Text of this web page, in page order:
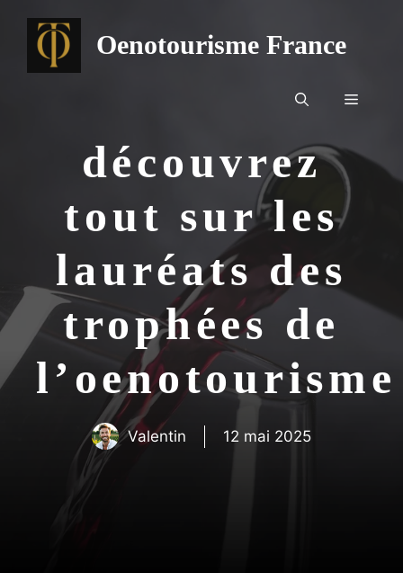
contenu
Oenotourisme France
Menu
découvrez
tout sur les
lauréats des
trophées de
l’oenotourisme
Valentin 12 mai 2025